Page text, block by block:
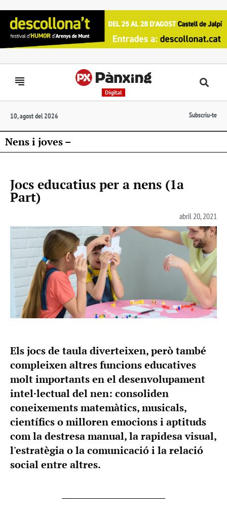
Digital
10, agost del 2026 Subscriu-te
Nens i joves –
Jocs educatius per a nens (1a
Part)
abril 20, 2021
Els jocs de taula diverteixen, però també
compleixen altres funcions educatives
molt importants en el desenvolupament
intel·lectual del nen: consoliden
coneixements matemàtics, musicals,
científics o milloren emocions i aptituds
com la destresa manual, la rapidesa visual,
l'estratègia o la comunicació i la relació
social entre altres.